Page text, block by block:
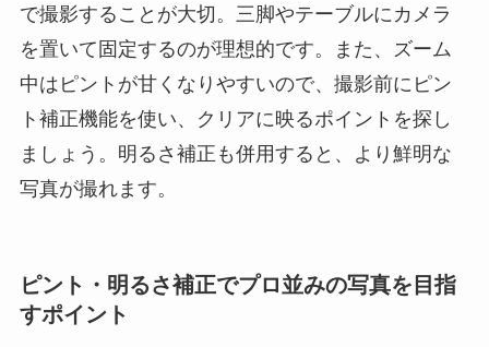
で撮影することが大切。三脚やテーブルにカメラ
を置いて固定するのが理想的です。また、ズーム
中はピントが甘くなりやすいので、撮影前にピン
ト補正機能を使い、クリアに映るポイントを探し
ましょう。明るさ補正も併用すると、より鮮明な
写真が撮れます。
ピント・明るさ補正でプロ並みの写真を目指
すポイント